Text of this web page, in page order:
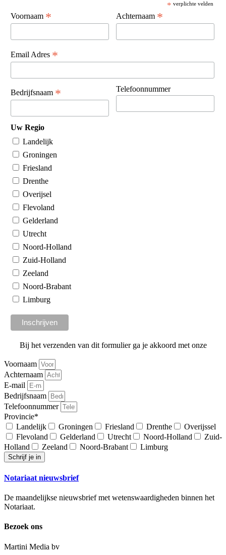
* verplichte velden
Voornaam * Achternaam *
Email Adres *
Bedrijfsnaam * Telefoonnummer
Uw Regio
Landelijk
Groningen
Friesland
Drenthe
Overijsel
Flevoland
Gelderland
Utrecht
Noord-Holland
Zuid-Holland
Zeeland
Noord-Brabant
Limburg
Bij het verzenden van dit formulier ga je akkoord met onze
Voornaam
Achternaam
E-mail
Bedrijfsnaam
Telefoonnummer
Provincie*
Landelijk
Groningen Friesland Drenthe
Overijssel
Flevoland
Gelderland Utrecht Noord-Holland
Zuid-
Holland
Zeeland Noord-Brabant Limburg
Schrijf je in
Notariaat nieuwsbrief
De maandelijkse nieuwsbrief met wetenswaardigheden binnen het
Notariaat.
Bezoek ons
Martini Media bv